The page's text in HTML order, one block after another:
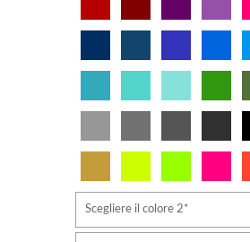
Scegliere il colore 2*